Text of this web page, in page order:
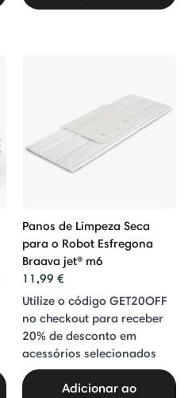
Panos de Limpeza Seca
para o Robot Esfregona
Braava jet® m6
11,99 €
Utilize o código GET20OFF
no checkout para receber
20% de desconto em
acessórios selecionados
Adicionar ao